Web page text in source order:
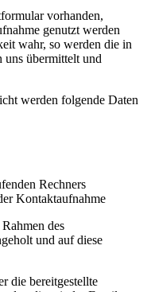
vorhanden,
genutzt werden
wahr, so werden die in
uns übermittelt und
werden folgende Daten
Rechners
Kontaktaufnahme
des
und auf diese
die bereitgestellte